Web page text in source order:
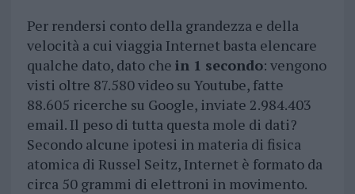
Per rendersi conto della grandezza e della
velocità a cui viaggia Internet basta elencare
qualche dato, dato che in 1 secondo: vengono
visti oltre 87.580 video su Youtube, fatte
88.605 ricerche su Google, inviate 2.984.403
email. Il peso di tutta questa mole di dati?
Secondo alcune ipotesi in materia di fisica
atomica di Russel Seitz, Internet è formato da
circa 50 grammi di elettroni in movimento.